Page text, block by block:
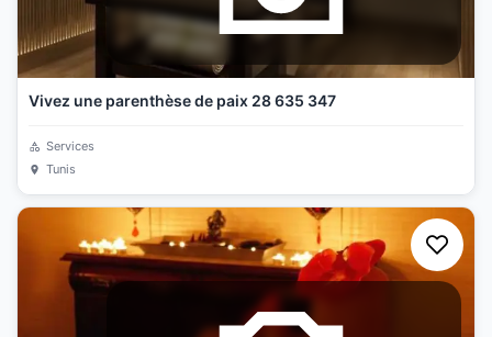
Vivez une parenthèse de paix 28 635 347
Services
Tunis